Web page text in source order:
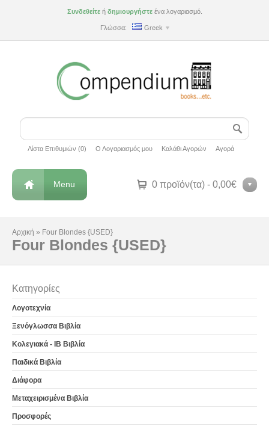
Συνδεθείτεή δημιουργήστεένα λογαριασμό.
Γλώσσα: Greek
Λίστα Επιθυμιών (0) Ο Λογαριασμός μου Καλάθι Αγορών Αγορά
0 προϊόν(τα) - 0,00€
Menu
Αρχική » Four Blondes {USED}
Four Blondes {USED}
Κατηγορίες
Λογοτεχνία
Ξενόγλωσσα Βιβλία
Κολεγιακά - IB Βιβλία
Παιδικά Βιβλία
Διάφορα
Μεταχειρισμένα Βιβλία
Προσφορές